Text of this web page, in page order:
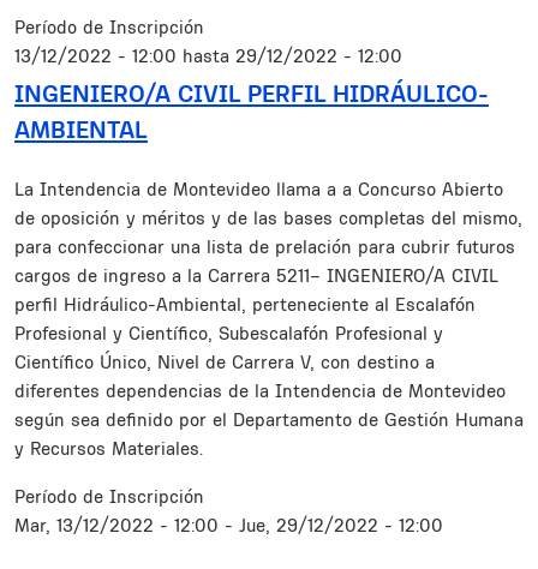
Período de Inscripción
13/12/2022 - 12:00 hasta 29/12/2022 - 12:00
INGENIERO/A CIVIL PERFIL HIDRÁULICO-
AMBIENTAL
Resumen
La Intendencia de Montevideo llama a a Concurso Abierto
de oposición y méritos y de las bases completas del mismo,
para confeccionar una lista de prelación para cubrir futuros
cargos de ingreso a la Carrera 5211– INGENIERO/A CIVIL
perfil Hidráulico-Ambiental, perteneciente al Escalafón
Profesional y Científico, Subescalafón Profesional y
Científico Único, Nivel de Carrera V, con destino a
diferentes dependencias de la Intendencia de Montevideo
según sea definido por el Departamento de Gestión Humana
y Recursos Materiales.
Período de Inscripción
Mar, 13/12/2022 - 12:00 - Jue, 29/12/2022 - 12:00